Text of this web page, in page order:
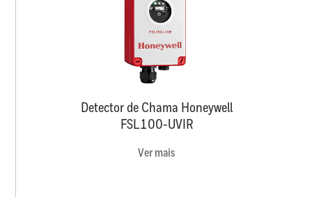
Detector de Chama Honeywell
FSL100-UVIR
Ver mais